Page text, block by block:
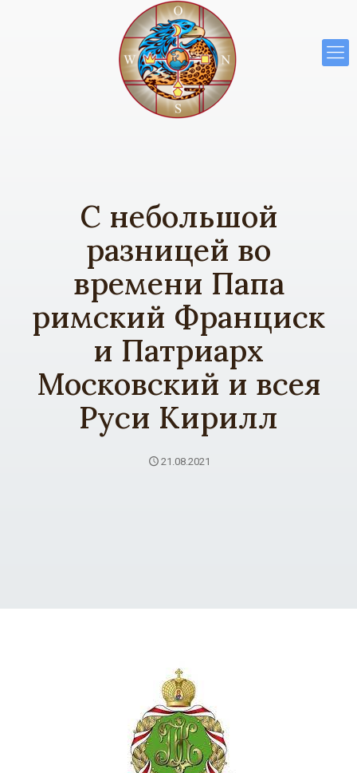
С небольшой
разницей во
времени Папа
римский Франциск
и Патриарх
Московский и всея
Руси Кирилл
21.08.2021